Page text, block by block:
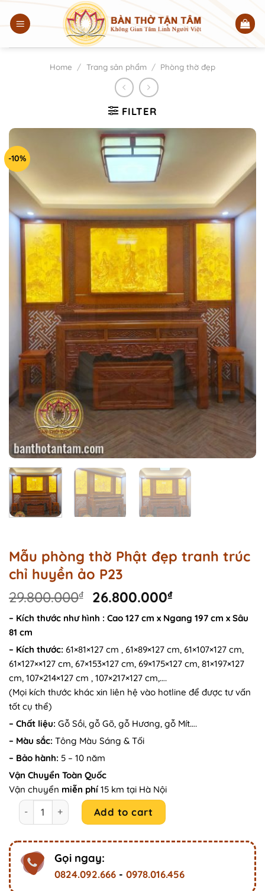
đến
Home / Trang sản phẩm / Phòng thờ đẹp
FILTER
-10%
Mẫu phòng thờ Phật đẹp tranh trúc
chỉ huyền ảo P23
29.800.000₫
Original
price
was:
26.800.000₫Current
price
is:
– Kích thước như hình : Cao 127 cm x Ngang 197 cm x Sâu
81 cm
– Kích thước: 61×81×127 cm , 61×89×127 cm, 61×107×127 cm,
61×127××127 cm, 67×153×127 cm, 69×175×127 cm, 81×197×127
cm, 107×214×127 cm , 107×217×127 cm,….
(Mọi kích thước khác xin liên hệ vào hotline để được tư vấn
tốt cụ thể)
– Chất liệu: Gỗ Sồi, gỗ Gõ, gỗ Hương, gỗ Mít….
– Màu sắc: Tông Màu Sáng & Tối
– Bảo hành: 5 – 10 năm
Vận Chuyển Toàn Quốc
Vận chuyển miễn phí 15 km tại Hà Nội
Mẫu phòng thờ Phật đẹp tranh trúc chỉ huyền ảo P23
Add to cart
Gọi ngay:
0824.092.666- 0978.016.456